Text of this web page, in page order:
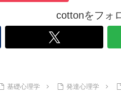
cottonをフォ
基礎心理学 発達心理学